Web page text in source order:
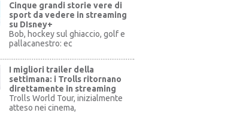
Cinque grandi storie vere di
sport da vedere in streaming
su DIsney+
Bob, hockey sul ghiaccio, golf e
pallacanestro: ec
I migliori trailer della
settimana: i Trolls ritornano
direttamente in streaming
Trolls World Tour, inizialmente
atteso nei cinema,